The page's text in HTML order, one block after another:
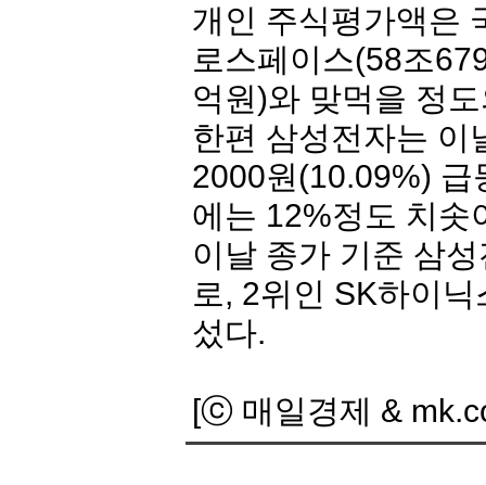
개인 주식평가액은
로스페이스(58조
억원)와 맞먹을 정
한편 삼성전자는 이
2000원(10.09%) 급
에는 12%정도 치솟
이날 종가 기준 삼
로, 2위인 SK하이닉
섰다.
[ⓒ 매일경제 &